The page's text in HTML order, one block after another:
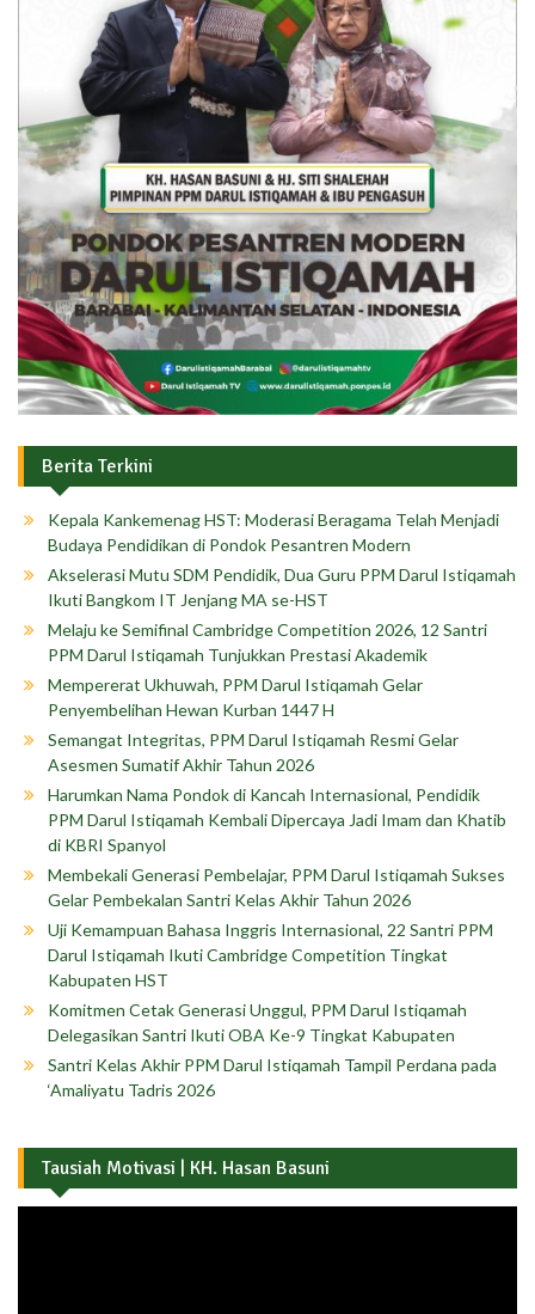
Berita Terkini
Kepala Kankemenag HST: Moderasi Beragama Telah Menjadi
Budaya Pendidikan di Pondok Pesantren Modern
Akselerasi Mutu SDM Pendidik, Dua Guru PPM Darul Istiqamah
Ikuti Bangkom IT Jenjang MA se-HST
Melaju ke Semifinal Cambridge Competition 2026, 12 Santri
PPM Darul Istiqamah Tunjukkan Prestasi Akademik
Mempererat Ukhuwah, PPM Darul Istiqamah Gelar
Penyembelihan Hewan Kurban 1447 H
Semangat Integritas, PPM Darul Istiqamah Resmi Gelar
Asesmen Sumatif Akhir Tahun 2026
Harumkan Nama Pondok di Kancah Internasional, Pendidik
PPM Darul Istiqamah Kembali Dipercaya Jadi Imam dan Khatib
di KBRI Spanyol
Membekali Generasi Pembelajar, PPM Darul Istiqamah Sukses
Gelar Pembekalan Santri Kelas Akhir Tahun 2026
Uji Kemampuan Bahasa Inggris Internasional, 22 Santri PPM
Darul Istiqamah Ikuti Cambridge Competition Tingkat
Kabupaten HST
Komitmen Cetak Generasi Unggul, PPM Darul Istiqamah
Delegasikan Santri Ikuti OBA Ke-9 Tingkat Kabupaten
Santri Kelas Akhir PPM Darul Istiqamah Tampil Perdana pada
‘Amaliyatu Tadris 2026
Tausiah Motivasi | KH. Hasan Basuni